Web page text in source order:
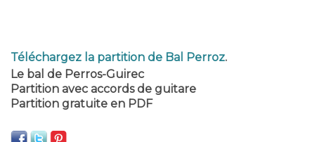
Téléchargez la partition de Bal Perroz.
Le bal de Perros-Guirec
Partition avec accords de guitare
Partition gratuite en PDF